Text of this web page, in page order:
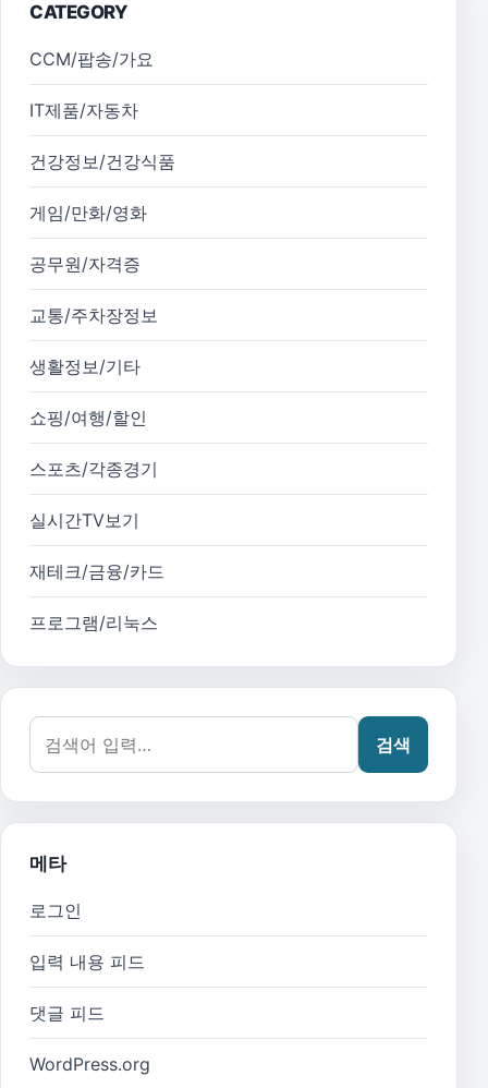
CATEGORY
CCM/팝송/가요
IT제품/자동차
건강정보/건강식품
게임/만화/영화
공무원/자격증
교통/주차장정보
생활정보/기타
쇼핑/여행/할인
스포츠/각종경기
실시간TV보기
재테크/금융/카드
프로그램/리눅스
검색어:
검색
메타
로그인
입력 내용 피드
댓글 피드
WordPress.org